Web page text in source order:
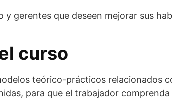
y gerentes que deseen mejorar sus
curso
teórico-prácticos relacionados
para que el trabajador